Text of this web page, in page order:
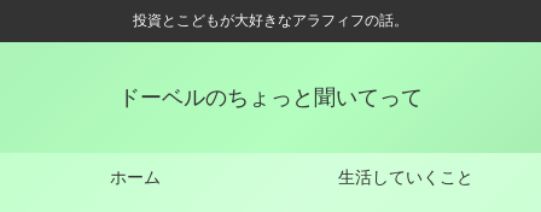
投資とこどもが大好きなアラフィフの話。
ドーベルのちょっと聞いてって
ホーム 生活していくこと